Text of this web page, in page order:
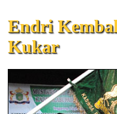
Endri
Kukar